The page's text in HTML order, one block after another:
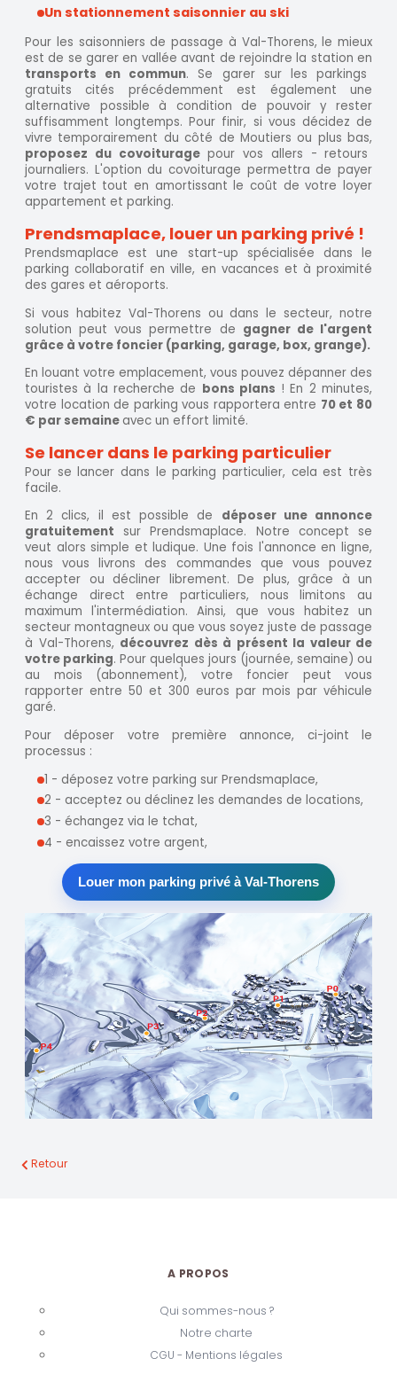
Un stationnement saisonnier au ski
Pour les saisonniers de passage à Val-Thorens, le mieux
est de se garer en vallée avant de rejoindre la station en
transports en commun. Se garer sur les parkings
gratuits cités précédemment est également une
alternative possible à condition de pouvoir y rester
suffisamment longtemps. Pour finir, si vous décidez de
vivre temporairement du côté de Moutiers ou plus bas,
proposez du covoituragepour vos allers - retours
journaliers. L'option du covoiturage permettra de payer
votre trajet tout en amortissant le coût de votre loyer
appartement et parking.
Prendsmaplace, louer un parking privé !
Prendsmaplace est une start-up spécialisée dans le
parking collaboratif en ville, en vacances et à proximité
des gares et aéroports.
Si vous habitez Val-Thorens ou dans le secteur, notre
solution peut vous permettre de gagner de l'argent
grâce à votre foncier (parking, garage, box, grange).
En louant votre emplacement, vous pouvez dépanner des
touristes à la recherche de bons plans ! En 2 minutes,
votre location de parking vous rapportera entre 70 et 80
€ par semaine avec un effort limité.
Se lancer dans le parking particulier
Pour se lancer dans le parking particulier, cela est très
facile.
En 2 clics, il est possible de déposer une annonce
gratuitement sur Prendsmaplace. Notre concept se
veut alors simple et ludique. Une fois l'annonce en ligne,
nous vous livrons des commandes que vous pouvez
accepter ou décliner librement. De plus, grâce à un
échange direct entre particuliers, nous limitons au
maximum l'intermédiation. Ainsi, que vous habitez un
secteur montagneux ou que vous soyez juste de passage
à Val-Thorens, découvrez dès à présent la valeur de
votre parking. Pour quelques jours (journée, semaine) ou
au mois (abonnement), votre foncier peut vous
rapporter entre 50 et 300 euros par mois par véhicule
garé.
Pour déposer votre première annonce, ci-joint le
processus :
1 - déposez votre parking sur Prendsmaplace,
2 - acceptez ou déclinez les demandes de locations,
3 - échangez via le tchat,
4 - encaissez votre argent,
Louer mon parking privé à Val-Thorens
Retour
A PROPOS
Qui sommes-nous ?
Notre charte
CGU - Mentions légales